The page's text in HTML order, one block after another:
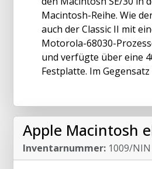
Macintosh-Reihe. Wie
auch der Classic II mit
Motorola-68030-
und verfügte über eine
Festplatte. Im Gegensatz
Apple Macintosh
Inventarnummer: 1009/NIN